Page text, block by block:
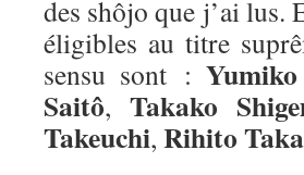
des shôjo que j’ai lus.
éligibles au titre
sensu sont :
Saitô, Takako
Takeuchi, Rihito